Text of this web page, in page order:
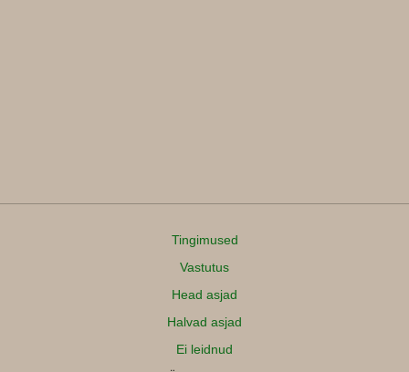
Tingimused
Vastutus
Head asjad
Halvad asjad
Ei leidnud